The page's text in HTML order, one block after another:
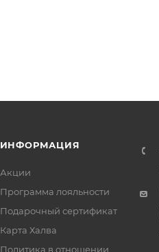
ИНФОРМАЦИЯ
Акции
Программа лояльности
Подарочный сертификат
Карта Халва
Политика в отношении